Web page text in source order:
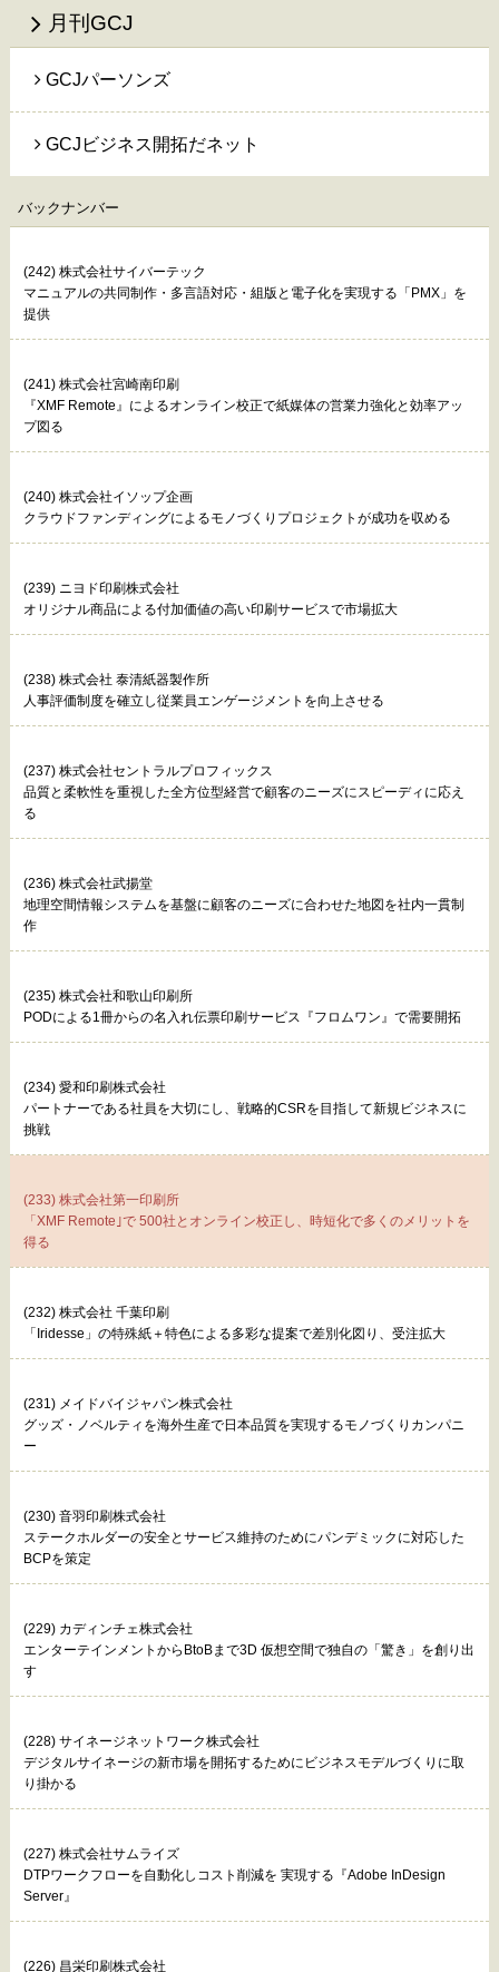
月刊GCJ
GCJパーソンズ
GCJビジネス開拓だネット
バックナンバー
(242) 株式会社サイバーテック
マニュアルの共同制作・多言語対応・組版と電子化を実現する「PMX」を
提供
(241) 株式会社宮崎南印刷
『XMF Remote』によるオンライン校正で紙媒体の営業力強化と効率アッ
プ図る
(240) 株式会社イソップ企画
クラウドファンディングによるモノづくりプロジェクトが成功を収める
(239) ニヨド印刷株式会社
オリジナル商品による付加価値の高い印刷サービスで市場拡大
(238) 株式会社 泰清紙器製作所
人事評価制度を確立し従業員エンゲージメントを向上させる
(237) 株式会社セントラルプロフィックス
品質と柔軟性を重視した全方位型経営で顧客のニーズにスピーディに応え
る
(236) 株式会社武揚堂
地理空間情報システムを基盤に顧客のニーズに合わせた地図を社内一貫制
作
(235) 株式会社和歌山印刷所
PODによる1冊からの名入れ伝票印刷サービス『フロムワン』で需要開拓
(234) 愛和印刷株式会社
パートナーである社員を大切にし、戦略的CSRを目指して新規ビジネスに
挑戦
(233) 株式会社第一印刷所
「XMF Remote｣で 500社とオンライン校正し、時短化で多くのメリットを
得る
(232) 株式会社 千葉印刷
「Iridesse」の特殊紙＋特色による多彩な提案で差別化図り、受注拡大
(231) メイドバイジャパン株式会社
グッズ・ノベルティを海外生産で日本品質を実現するモノづくりカンパニ
ー
(230) 音羽印刷株式会社
ステークホルダーの安全とサービス維持のためにパンデミックに対応した
BCPを策定
(229) カディンチェ株式会社
エンターテインメントからBtoBまで3D 仮想空間で独自の「驚き」を創り出
す
(228) サイネージネットワーク株式会社
デジタルサイネージの新市場を開拓するためにビジネスモデルづくりに取
り掛かる
(227) 株式会社サムライズ
DTPワークフローを自動化しコスト削減を 実現する『Adobe InDesign
Server』
(226) 昌栄印刷株式会社